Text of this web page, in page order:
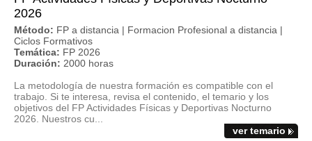
2026
Método: FP a distancia | Formacion Profesional a distancia |
Ciclos Formativos
Temática: FP 2026
Duración: 2000 horas
La metodología de nuestra formación es compatible con el
trabajo. Si te interesa, revisa el contenido, el temario y los
objetivos del FP Actividades Físicas y Deportivas Nocturno
2026. Nuestros cu...
ver temario